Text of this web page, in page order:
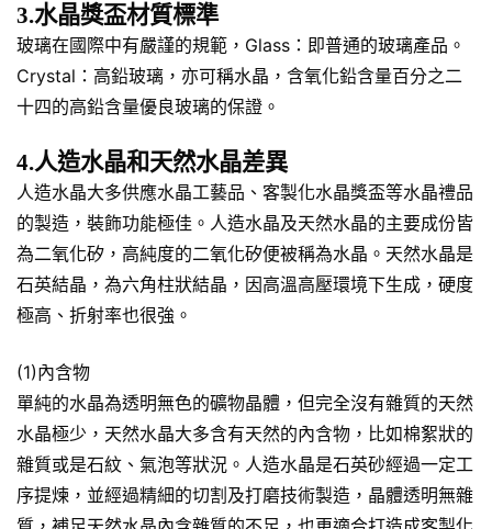
3.水晶獎盃材質標準
玻璃在國際中有嚴謹的規範，Glass：即普通的玻璃產品。
Crystal：高鉛玻璃，亦可稱水晶，含氧化鉛含量百分之二
十四的高鉛含量優良玻璃的保證。
4.人造水晶和天然水晶差異
人造水晶大多供應水晶工藝品、客製化水晶獎盃等水晶禮品
的製造，裝飾功能極佳。人造水晶及天然水晶的主要成份皆
為二氧化矽，高純度的二氧化矽便被稱為水晶。天然水晶是
石英結晶，為六角柱狀結晶，因高溫高壓環境下生成，硬度
極高、折射率也很強。
(1)內含物
單純的水晶為透明無色的礦物晶體，但完全沒有雜質的天然
水晶極少，天然水晶大多含有天然的內含物，比如棉絮狀的
雜質或是石紋、氣泡等狀況。人造水晶是石英砂經過一定工
序提煉，並經過精細的切割及打磨技術製造，晶體透明無雜